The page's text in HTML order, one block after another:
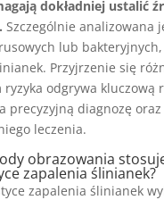
dokładniej ustalić
Szczególnie analizowana
lub
Przyjrzenie się
ryzyka odgrywa kluczową
precyzyjną diagnozę
leczenia.
obrazowania
zapalenia ślinianek?
zapalenia ślinianek